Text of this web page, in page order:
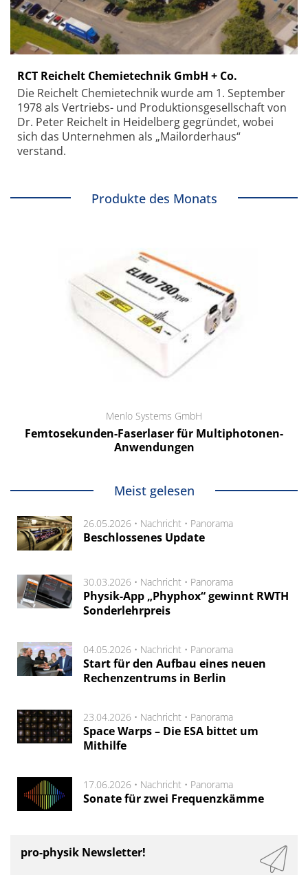
RCT Reichelt Chemietechnik GmbH + Co.
Die Reichelt Chemietechnik wurde am 1. September
1978 als Vertriebs- und Produktionsgesellschaft von
Dr. Peter Reichelt in Heidelberg gegründet, wobei
sich das Unternehmen als „Mailorderhaus“
verstand.
Produkte des Monats
Menlo Systems GmbH
Femtosekunden-Faserlaser für Multiphotonen-
Anwendungen
Meist gelesen
26.05.2026 • Nachricht • Panorama
Beschlossenes Update
30.03.2026 • Nachricht • Panorama
Physik-App „Phyphox“ gewinnt RWTH
Sonderlehrpreis
04.05.2026 • Nachricht • Panorama
Start für den Aufbau eines neuen
Rechenzentrums in Berlin
23.04.2026 • Nachricht • Panorama
Space Warps – Die ESA bittet um
Mithilfe
17.06.2026 • Nachricht • Panorama
Sonate für zwei Frequenzkämme
pro-physik Newsletter!